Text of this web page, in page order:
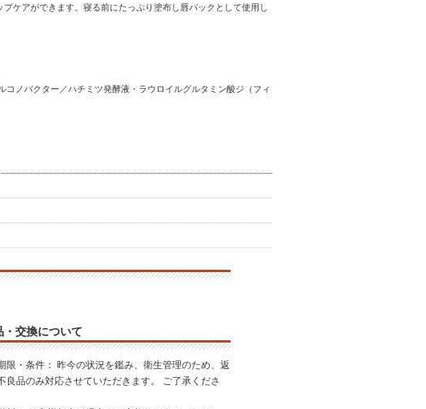
ケアができます。寝る前にたっぷり塗布し唇パックとして使用し
ノバクター／ハチミツ発酵液・ラウロイルグルタミン酸ジ（フィ
・交換について
限・条件： 昨今の状況を鑑み、衛生管理のため、返
良品のみ対応させていただきます。 ご了承くださ